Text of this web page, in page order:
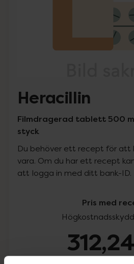
Heracillin
Filmdragerad tablett 500
styck
Du behöver ett recept för att
vara. Om du har ett recept
att logga in med ditt bank-ID.
Pris med